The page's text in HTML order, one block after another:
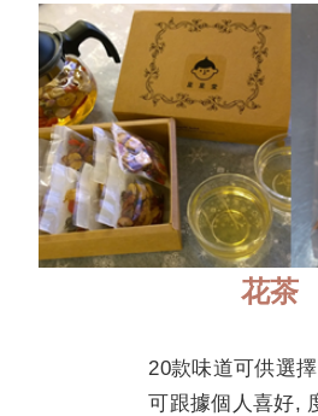
花茶
20款味道可供選擇
可跟據個人喜好,